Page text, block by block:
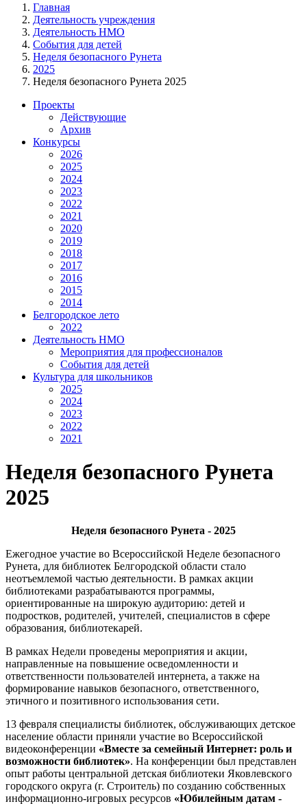
Главная
Деятельность учреждения
Деятельность НМО
События для детей
Неделя безопасного Рунета
2025
Неделя безопасного Рунета 2025
Проекты
Действующие
Архив
Конкурсы
2026
2025
2024
2023
2022
2021
2020
2019
2018
2017
2016
2015
2014
Белгородское лето
2022
Деятельность НМО
Мероприятия для профессионалов
События для детей
Культура для школьников
2025
2024
2023
2022
2021
Неделя безопасного Рунета
2025
Неделя безопасного Рунета - 2025
Ежегодное участие во Всероссийской Неделе безопасного
Рунета, для библиотек Белгородской области стало
неотъемлемой частью деятельности. В рамках акции
библиотеками разрабатываются программы,
ориентированные на широкую аудиторию: детей и
подростков, родителей, учителей, специалистов в сфере
образования, библиотекарей.
В рамках Недели проведены мероприятия и акции,
направленные на повышение осведомленности и
ответственности пользователей интернета, а также на
формирование навыков безопасного, ответственного,
этичного и позитивного использования сети.
13 февраля специалисты библиотек, обслуживающих детское
население области приняли участие во Всероссийской
видеоконференции «Вместе за семейный Интернет: роль и
возможности библиотек». На конференции был представлен
опыт работы центральной детская библиотеки Яковлевского
городского округа (г. Строитель) по созданию собственных
информационно-игровых ресурсов «Юбилейным датам -